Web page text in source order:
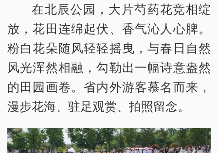
在北辰公园，大片芍药花竞相绽
放，花田连绵起伏、香气沁人心脾。
粉白花朵随风轻轻摇曳，与春日自然
风光浑然相融，勾勒出一幅诗意盎然
的田园画卷。省内外游客慕名而来，
漫步花海、驻足观赏、拍照留念。